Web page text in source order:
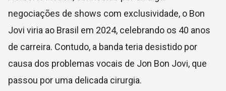
negociações de shows com exclusividade, o Bon
Jovi viria ao Brasil em 2024, celebrando os 40 anos
de carreira. Contudo, a banda teria desistido por
causa dos problemas vocais de Jon Bon Jovi, que
passou por uma delicada cirurgia.